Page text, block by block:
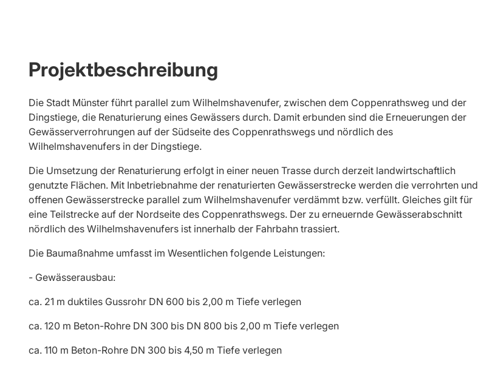
Projektbeschreibung
Die Stadt Münster führt parallel zum Wilhelmshavenufer, zwischen dem Coppenrathsweg und der
Dingstiege, die Renaturierung eines Gewässers durch. Damit erbunden sind die Erneuerungen der
Gewässerverrohrungen auf der Südseite des Coppenrathswegs und nördlich des
Wilhelmshavenufers in der Dingstiege.
Die Umsetzung der Renaturierung erfolgt in einer neuen Trasse durch derzeit landwirtschaftlich
genutzte Flächen. Mit Inbetriebnahme der renaturierten Gewässerstrecke werden die verrohrten und
offenen Gewässerstrecke parallel zum Wilhelmshavenufer verdämmt bzw. verfüllt. Gleiches gilt für
eine Teilstrecke auf der Nordseite des Coppenrathswegs. Der zu erneuernde Gewässerabschnitt
nördlich des Wilhelmshavenufers ist innerhalb der Fahrbahn trassiert.
Die Baumaßnahme umfasst im Wesentlichen folgende Leistungen:
- Gewässerausbau:
ca. 21 m duktiles Gussrohr DN 600 bis 2,00 m Tiefe verlegen
ca. 120 m Beton-Rohre DN 300 bis DN 800 bis 2,00 m Tiefe verlegen
ca. 110 m Beton-Rohre DN 300 bis 4,50 m Tiefe verlegen